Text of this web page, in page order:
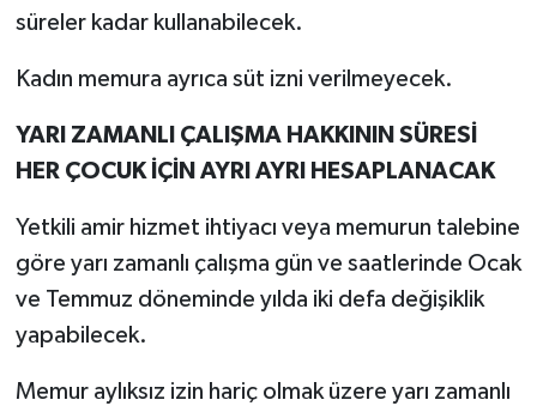
süreler kadar kullanabilecek.
Kadın memura ayrıca süt izni verilmeyecek.
YARI ZAMANLI ÇALIŞMA HAKKININ SÜRESİ
HER ÇOCUK İÇİN AYRI AYRI HESAPLANACAK
Yetkili amir hizmet ihtiyacı veya memurun talebine
göre yarı zamanlı çalışma gün ve saatlerinde Ocak
ve Temmuz döneminde yılda iki defa değişiklik
yapabilecek.
Memur aylıksız izin hariç olmak üzere yarı zamanlı